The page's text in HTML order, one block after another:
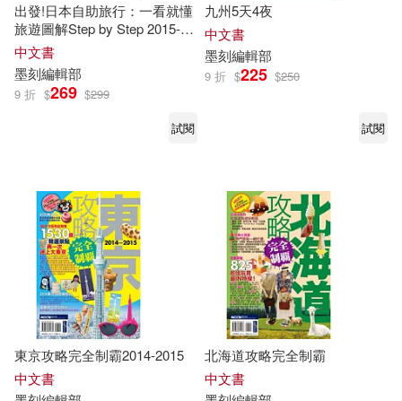
出發!日本自助旅行：一看就懂
旅遊圖解Step by Step 2015-
2016
中文書
墨刻編輯部
9 折 $269 $299
試閱
九州5天4夜
中文書
墨刻編輯部
9 折 $225 $250
試閱
東京攻略完全制霸2014-2015
中文書
北海道攻略完全制霸
中文書